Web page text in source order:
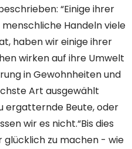
“Einige ihrer
Handeln viele
haben wir einige ihrer
wirken auf ihre Umwelt
in Gewohnheiten und
Art ausgewählt
ergatternde Beute, oder
wir es nicht.“Bis dies
glücklich zu machen - wie